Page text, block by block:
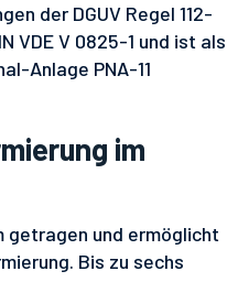
der DGUV Regel 112-
VDE V 0825-1 und ist als
Anlage PNA-11
im
getragen und ermöglicht
Bis zu sechs